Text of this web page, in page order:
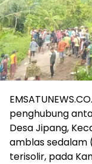
penghubung
Desa Jipang,
amblas sedalam
terisolir, pada